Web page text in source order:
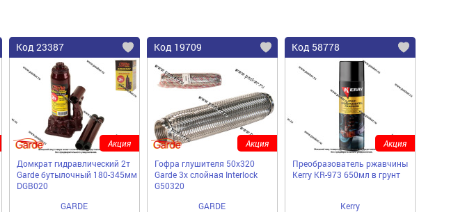
Код 23387
Домкрат гидравлический 2т
Garde бутылочный 180-345мм
DGB020
GARDE
Акция
Код 19709
Гофра глушителя 50x320
Garde 3х слойная Interloсk
G50320
GARDE
Акция
Код 58778
Преобразователь ржавчины
Kerry KR-973 650мл в грунт
Kerry
Акция